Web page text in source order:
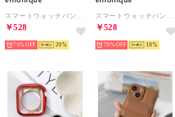
￥528
70% 20
￥528
70% 10